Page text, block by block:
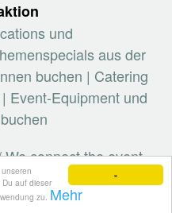
×
auf dieser
zu. Mehr
und
aus der
buchen | Catering
| Event-Equipment und
connect the event
die Eventplanung /
und mehr